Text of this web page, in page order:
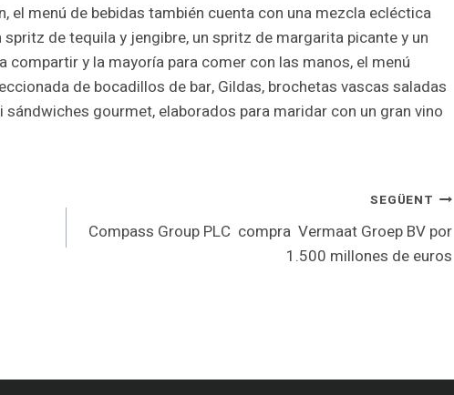
el menú de bebidas también cuenta con una mezcla ecléctica
de tequila y jengibre, un spritz de margarita picante y un
y la mayoría para comer con las manos, el menú
de bocadillos de bar, Gildas, brochetas vascas saladas
gourmet, elaborados para maridar con un gran vino
SEGÜENT
Compass Group PLC compra Vermaat Groep BV por
1.500 millones de euros